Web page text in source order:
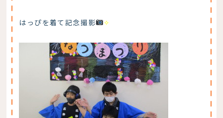
はっぴを着て記念撮影 ✧